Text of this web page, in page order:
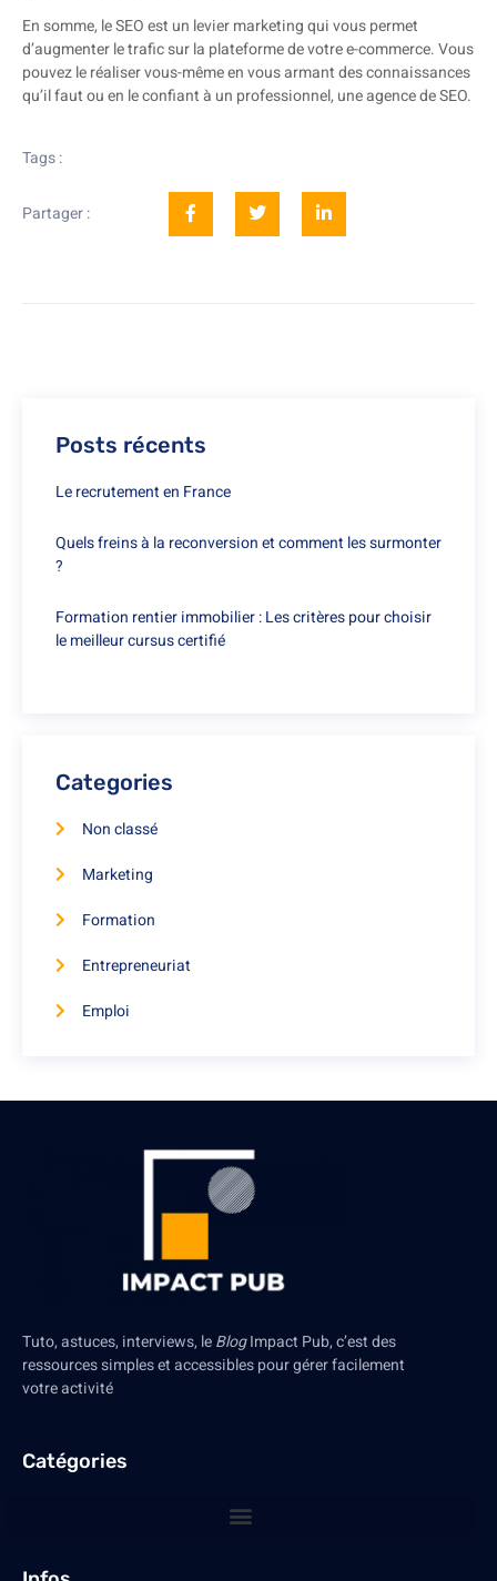
En somme, le SEO est un levier marketing qui vous permet
d’augmenter le trafic sur la plateforme de votre e-commerce. Vous
pouvez le réaliser vous-même en vous armant des connaissances
qu’il faut ou en le confiant à un professionnel, une agence de SEO.
Tags :
Partager :
Posts récents
Le recrutement en France
Quels freins à la reconversion et comment les surmonter
?
Formation rentier immobilier : Les critères pour choisir
le meilleur cursus certifié
Categories
Non classé
Marketing
Formation
Entrepreneuriat
Emploi
Tuto, astuces, interviews, leBlogImpact Pub, c’est des
ressources simples et accessibles pour gérer facilement
votre activité
Catégories